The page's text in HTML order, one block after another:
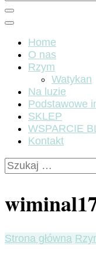
Home
O nas
Rzym
Watykan
Na luzie
Podstawowe
SKLEP
WSPARCIE
Kontakt
Szukaj:
Strona główna